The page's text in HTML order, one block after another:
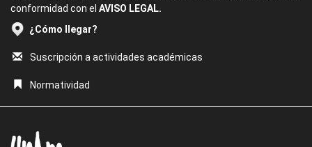
conformidad con el AVISO LEGAL.
¿Cómo llegar?
Suscripción a actividades académicas
Normatividad